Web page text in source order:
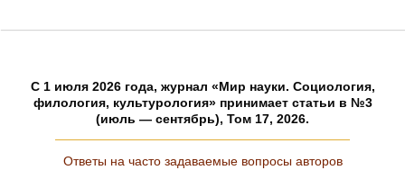
C 1 июля 2026 года, журнал «Мир науки. Социология,
филология, культурология» принимает статьи в №3
(июль — сентябрь), Том 17, 2026.
Ответы на часто задаваемые вопросы авторов